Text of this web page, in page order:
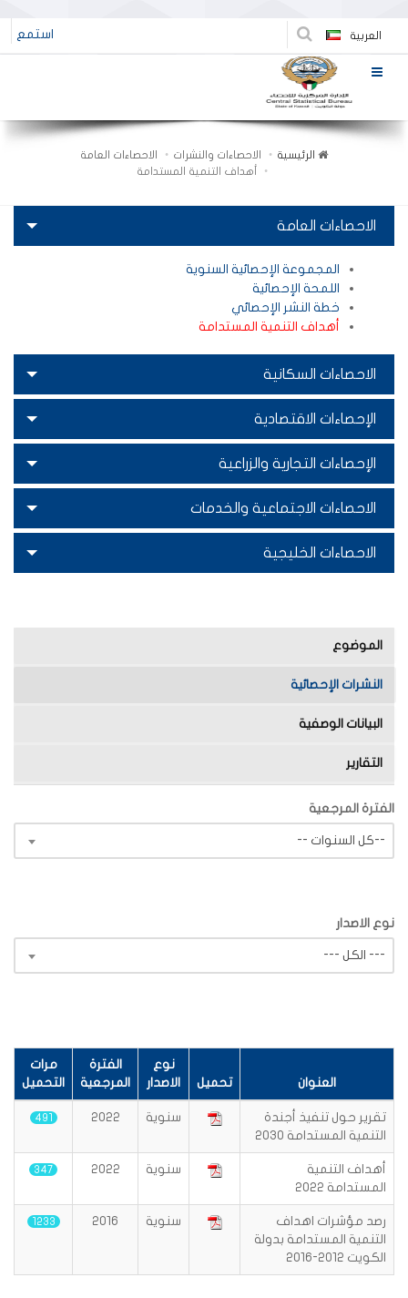
العربية استمع
الرئيسية الاحصاءات والنشرات
الاحصاءات العامة
أهداف التنمية المستدامة
الاحصاءات العامة
المجموعة الإحصائية السنوية
اللمحة الإحصائية
خطة النشر الإحصائي
أهداف التنمية المستدامة
الاحصاءات السكانية
الإحصاءات الاقتصادية
الإحصاءات التجارية والزراعية
الاحصاءات الاجتماعية والخدمات
الاحصاءات الخليجية
الموضوع
النشرات الإحصائية
البيانات الوصفية
التقارير
الفترة المرجعية
-- كل السنوات--
نوع الاصدار
--- الكل ---
العنوان تحميل
نوع
الاصدار
الفترة
المرجعية
مرات
التحميل
تقرير حول تنفيذ أجندة
التنمية المستدامة 2030
سنوية 2022
491
أهداف التنمية
المستدامة 2022
سنوية 2022
347
رصد مؤشرات اهداف
التنمية المستدامة بدولة
الكويت 2012-2016
سنوية 2016
1233